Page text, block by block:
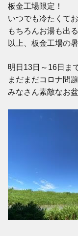
板金工場限定！
いつでも冷たくて
もちろんお湯も出
以上、板金工場の
明日13日～16日ま
まだまだコロナ問
みなさん素敵なお